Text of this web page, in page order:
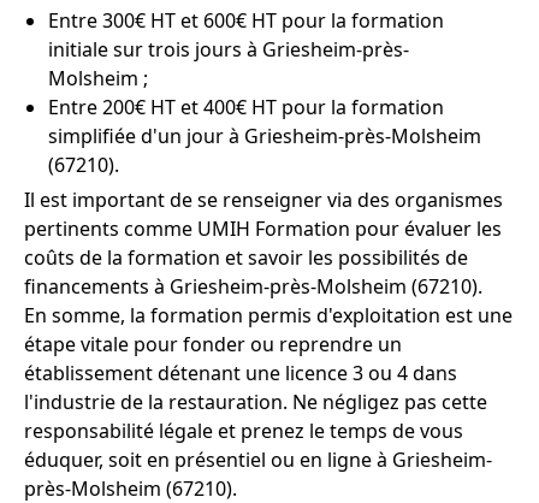
Entre 300€ HT et 600€ HT pour la formation
initiale sur trois jours à Griesheim-près-
Molsheim ;
Entre 200€ HT et 400€ HT pour la formation
simplifiée d'un jour à Griesheim-près-Molsheim
(67210).
Il est important de se renseigner via des organismes
pertinents comme UMIH Formation pour évaluer les
coûts de la formation et savoir les possibilités de
financements à Griesheim-près-Molsheim (67210).
En somme, la formation permis d'exploitation est une
étape vitale pour fonder ou reprendre un
établissement détenant une licence 3 ou 4 dans
l'industrie de la restauration. Ne négligez pas cette
responsabilité légale et prenez le temps de vous
éduquer, soit en présentiel ou en ligne à Griesheim-
près-Molsheim (67210).